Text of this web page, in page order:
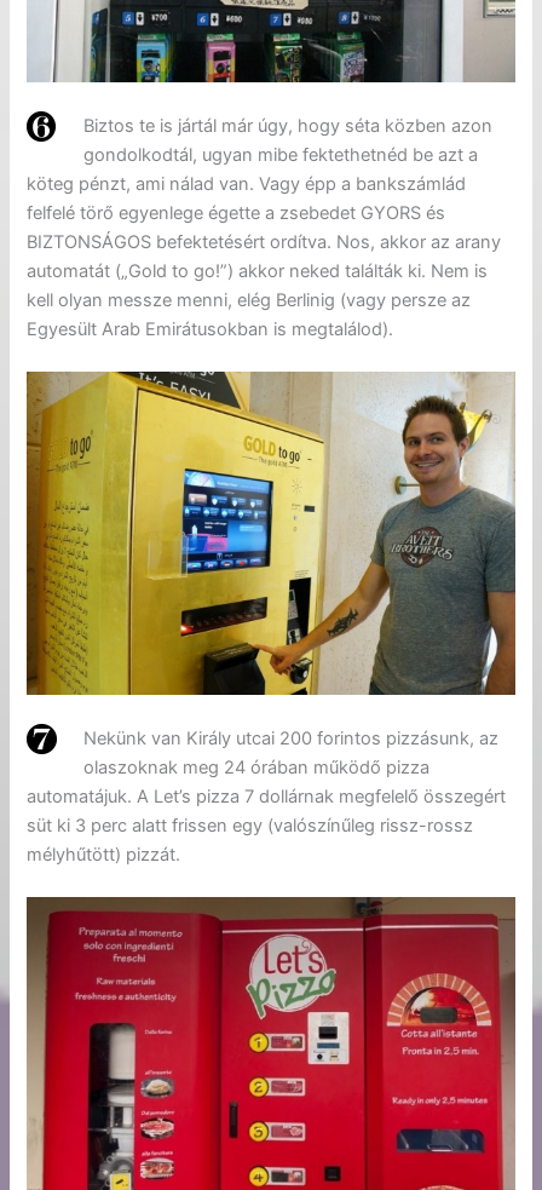
Biztos te is jártál már úgy, hogy séta közben azon
gondolkodtál, ugyan mibe fektethetnéd be azt a
köteg pénzt, ami nálad van. Vagy épp a bankszámlád
felfelé törő egyenlege égette a zsebedet GYORS és
BIZTONSÁGOS befektetésért ordítva. Nos, akkor az arany
automatát („Gold to go!”) akkor neked találták ki. Nem is
kell olyan messze menni, elég Berlinig (vagy persze az
Egyesült Arab Emirátusokban is megtalálod).
Nekünk van Király utcai 200 forintos pizzásunk, az
olaszoknak meg 24 órában működő pizza
automatájuk. A Let’s pizza 7 dollárnak megfelelő összegért
süt ki 3 perc alatt frissen egy (valószínűleg rissz-rossz
mélyhűtött) pizzát.